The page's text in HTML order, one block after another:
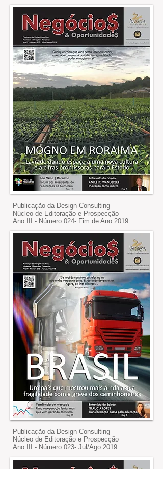
Publicação da Design Consulting
Núcleo de Editoração e Prospecção
Ano III - Número 024- Fim de Ano 2019
Publicação da Design Consulting
Núcleo de Editoração e Prospecção
Ano III - Número 023- Jul/Ago 2019